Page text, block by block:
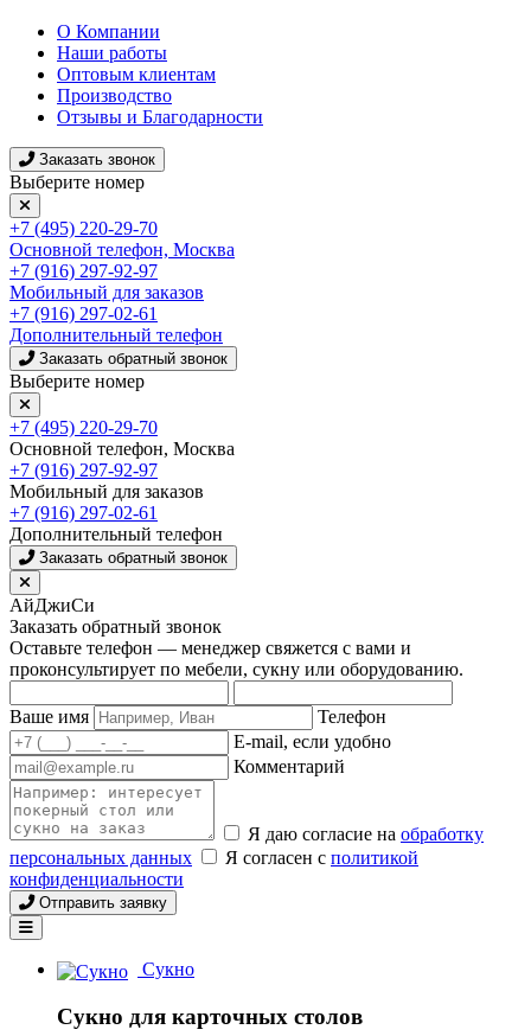
О Компании
Наши работы
Оптовым клиентам
Производство
Отзывы и Благодарности
Заказать звонок
Выберите номер
+7 (495) 220-29-70
Основной телефон, Москва
+7 (916) 297-92-97
Мобильный для заказов
+7 (916) 297-02-61
Дополнительный телефон
Заказать обратный звонок
Выберите номер
+7 (495) 220-29-70
Основной телефон, Москва
+7 (916) 297-92-97
Мобильный для заказов
+7 (916) 297-02-61
Дополнительный телефон
Заказать обратный звонок
АйДжиСи
Заказать обратный звонок
Оставьте телефон — менеджер свяжется с вами и
проконсультирует по мебели, сукну или оборудованию.
Ваше имя
Телефон
E-mail, если удобно
Комментарий
Я даю согласие на обработку
персональных данных
Я согласен с политикой
конфиденциальности
Отправить заявку
Сукно
Сукно для карточных столов